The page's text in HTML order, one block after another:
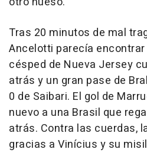
Tras 20 minutos de mal
Ancelotti parecía
césped de Nueva Jersey
atrás y un gran pase de
0 de Saibari. El gol de
nuevo a una Brasil que
atrás. Contra las cuerdas,
gracias a Vinícius y su